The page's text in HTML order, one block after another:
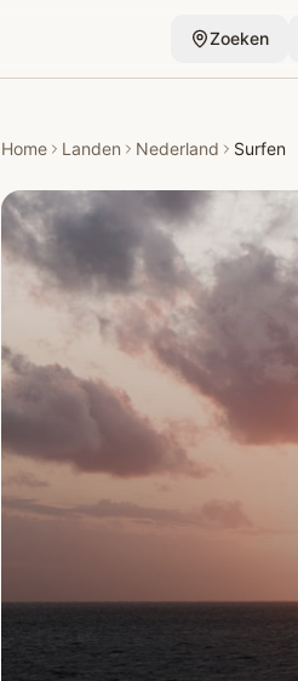
Zoeken
Home Landen Nederland Surfen